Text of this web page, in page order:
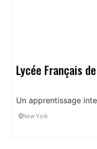
Lycée Français
Un apprentissage
New York